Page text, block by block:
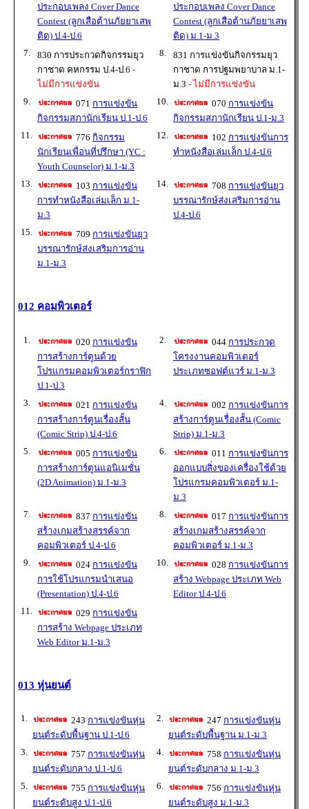
ประกอบเพลง Cover Dance
Contest (ลูกเสือต้านภัยยาเสพ
ติด) ป.4-ป.6
ประกอบเพลง Cover Dance
Contest (ลูกเสือต้านภัยยาเสพ
ติด) ม.1-ม.3
7.
830 การประกวดกิจกรรมยุว
กาชาด คหกรรม ป.4-ป.6 -
ไม่มีการแข่งขัน
8.
831 การแข่งขันกิจกรรมยุว
กาชาด การปฐมพยาบาล ม.1-
ม.3 - ไม่มีการแข่งขัน
9.
071 การแข่งขัน
กิจกรรมสภานักเรียน ป.1-ป.6
10. 070 การแข่งขัน
กิจกรรมสภานักเรียน ป.1-ม.3
11.
776 กิจกรรม
นักเรียนเพื่อนที่ปรึกษา (YC :
Youth Counselor) ม.1-ม.3
12. 102 การแข่งขันการ
ทำหนังสือเล่มเล็ก ป.4-ป.6
13. 103 การแข่งขัน
การทำหนังสือเล่มเล็ก ม.1-
ม.3
14. 708 การแข่งขันยุว
บรรณารักษ์ส่งเสริมการอ่าน
ป.4-ป.6
15.
709 การแข่งขันยุว
บรรณารักษ์ส่งเสริมการอ่าน
ม.1-ม.3
012 คอมพิวเตอร์
1. 020 การแข่งขัน
การสร้างการ์ตูนด้วย
โปรแกรมคอมพิวเตอร์กราฟิก
ป.1-ป.3
2. 044 การประกวด
โครงงานคอมพิวเตอร์
ประเภทซอฟต์แวร์ ม.1-ม.3
3. 021 การแข่งขัน
การสร้างการ์ตูนเรื่องสั้น
(Comic Strip) ป.4-ป.6
4. 002 การแข่งขันการ
สร้างการ์ตูนเรื่องสั้น (Comic
Strip) ม.1-ม.3
5.
005 การแข่งขัน
การสร้างการ์ตูนแอนิเมชั่น
(2D Animation) ม.1-ม.3
6. 011 การแข่งขันการ
ออกแบบสิ่งของเครื่องใช้ด้วย
โปรแกรมคอมพิวเตอร์ ม.1-
ม.3
7.
837 การแข่งขัน
สร้างเกมสร้างสรรค์จาก
คอมพิวเตอร์ ป.4-ป.6
8. 017 การแข่งขันการ
สร้างเกมสร้างสรรค์จาก
คอมพิวเตอร์ ม.1-ม.3
9.
024 การแข่งขัน
การใช้โปรแกรมนำเสนอ
(Presentation) ป.4-ป.6
10. 028 การแข่งขันการ
สร้าง Webpage ประเภท Web
Editor ป.4-ป.6
11.
029 การแข่งขัน
การสร้าง Webpage ประเภท
Web Editor ม.1-ม.3
013 หุ่นยนต์
1. 243 การแข่งขันหุ่น
ยนต์ระดับพื้นฐาน ป.1-ป.6
2. 247 การแข่งขันหุ่น
ยนต์ระดับพื้นฐาน ม.1-ม.3
3.
757 การแข่งขันหุ่น
ยนต์ระดับกลาง ป.1-ป.6
4. 758 การแข่งขันหุ่น
ยนต์ระดับกลาง ม.1-ม.3
5.
755 การแข่งขันหุ่น
ยนต์ระดับสูง ป.1-ป.6
6. 756 การแข่งขันหุ่น
ยนต์ระดับสูง ม.1-ม.3